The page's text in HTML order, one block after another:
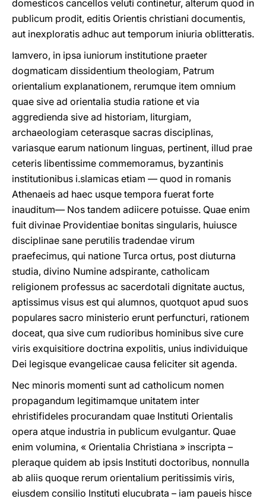
domesticos cancellos veluti continetur, alterum quod in
publicum prodit, editis Orientis christiani documentis,
aut inexploratis adhuc aut temporum iniuria oblitteratis.
Iamvero, in ipsa iuniorum institutione praeter
dogmaticam dissidentium theologiam, Patrum
orientalium explanationem, rerumque item omnium
quae sive ad orientalia studia ratione et via
aggredienda sive ad historiam, liturgiam,
archaeologiam ceterasque sacras disciplinas,
variasque earum nationum linguas, pertinent, illud prae
ceteris libentissime commemoramus, byzantinis
institutionibus i.slamicas etiam — quod in romanis
Athenaeis ad haec usque tempora fuerat forte
inauditum— Nos tandem adiicere potuisse. Quae enim
fuit divinae Providentiae bonitas singularis, huiusce
disciplinae sane perutilis tradendae virum
praefecimus, qui natione Turca ortus, post diuturna
studia, divino Numine adspirante, catholicam
religionem professus ac sacerdotali dignitate auctus,
aptissimus visus est qui alumnos, quotquot apud suos
populares sacro ministerio erunt perfuncturi, rationem
doceat, qua sive cum rudioribus hominibus sive cure
viris exquisitiore doctrina expolitis, unius individuique
Dei legisque evangelicae causa feliciter sit agenda.
Nec minoris momenti sunt ad catholicum nomen
propagandum legitimamque unitatem inter
ehristifideles procurandam quae Instituti Orientalis
opera atque industria in publicum evulgantur. Quae
enim volumina, « Orientalia Christiana » inscripta –
pleraque quidem ab ipsis Instituti doctoribus, nonnulla
ab aliis quoque rerum orientalium peritissimis viris,
eiusdem consilio Instituti elucubrata – iam paueis hisce